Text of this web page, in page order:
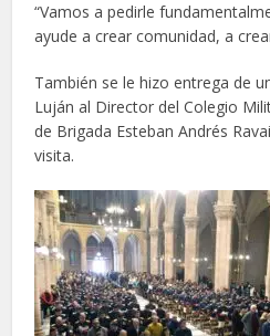
“Vamos a pedirle
ayude a crear comunidad, a
También se le hizo entrega de
Luján al Director del Colegio
de Brigada Esteban Andrés
visita.